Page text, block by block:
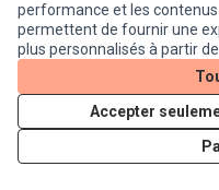
performance et les
permettent de fournir une
plus personnalisés à partir
Accepter
Un radar
connaitre le
Proposition officielle